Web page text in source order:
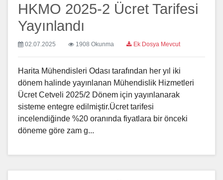
HKMO 2025-2 Ücret Tarifesi
Yayınlandı
02.07.2025 1908 Okunma Ek Dosya Mevcut
Harita Mühendisleri Odası tarafından her yıl iki
dönem halinde yayınlanan Mühendislik Hizmetleri
Ücret Cetveli 2025/2 Dönem için yayınlanarak
sisteme entegre edilmiştir.Ücret tarifesi
incelendiğinde %20 oranında fiyatlara bir önceki
döneme göre zam g...